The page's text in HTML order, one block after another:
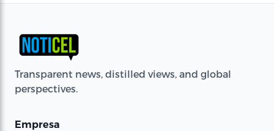
Transparent news, distilled views, and global
perspectives.
Empresa